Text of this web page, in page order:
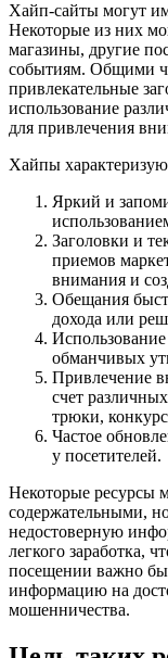
Хайп-сайты могут
Некоторые из них
магазины, другие
событиям. Общими
привлекательные
использование
для привлечения
Хайпы
Яркий и
Заголовки и
приемов
внимания и
Обещания
дохода или
обманчивых
Привлечение
счет
трюки,
Частое
у посетителей.
Некоторые ресурсы
содержательными,
недостоверную
легкого заработка,
посещении важно
информацию на
мошенничества.